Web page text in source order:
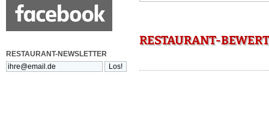
RESTAURANT-NEWSLETTER
RESTAURANT-